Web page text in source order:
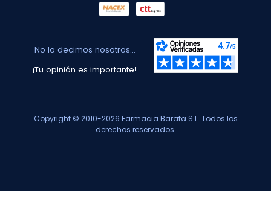
No lo decimos nosotros...
¡Tu opinión es importante!
Copyright © 2010-2026 Farmacia Barata S.L. Todos los
derechos reservados.